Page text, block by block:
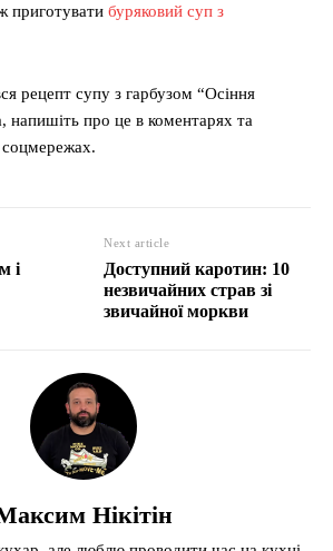
приготувати буряковий суп з
рецепт супу з гарбузом “Осіння
напишіть про це в коментарях та
і
Next article
Доступний каротин: 10
незвичайних страв зі
звичайної моркви
Нікітін